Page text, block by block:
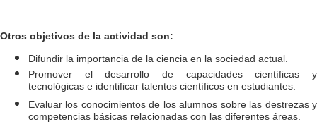
Otros objetivos de la actividad son:
Difundir la importancia de la ciencia en la sociedad actual.
Promover el desarrollo de capacidades científicas y
tecnológicas e identificar talentos científicos en estudiantes.
Evaluar los conocimientos de los alumnos sobre las destrezas y
competencias básicas relacionadas con las diferentes áreas.